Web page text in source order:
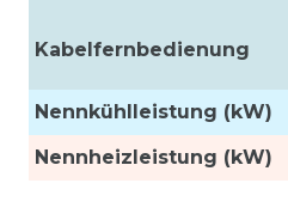
Kabelfernbedienung
Nennkühlleistung (kW)
Nennheizleistung (kW)